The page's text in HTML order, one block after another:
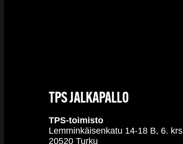
TPS JALKAPALLO
TPS-toimisto
Lemminkäisenkatu 14-18 B, 6. krs
20520 Turku